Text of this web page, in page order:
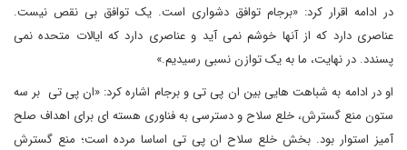
در ادامه اقرار کرد: «برجام توافق دشواری است. یک توافق بی نقص نیست.
عناصری دارد که از آنها خوشم نمی آید و عناصری دارد که ایالات متحده نمی
پسندد. در نهایت، ما به یک توازن نسبی رسیدیم.»
او در ادامه به شباهت هایی بین ان پی تی و برجام اشاره کرد: «ان پی تی بر سه
ستون منع گسترش، خلع سلاح و دسترسی به فناوری هسته ای برای اهداف صلح
آمیز استوار بود. بخش خلع سلاح ان پی تی اساسا مرده است؛ منع گسترش